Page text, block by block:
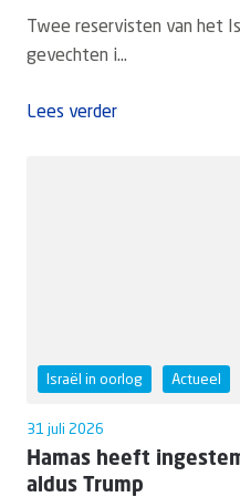
Twee reservisten van het
gevechten i...
Lees verder
Israël in oorlog Actueel
31 juli 2026
Hamas heeft
aldus Trump